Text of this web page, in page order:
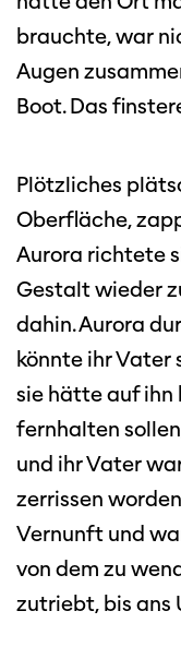
brauchte, war
Augen
Boot. Das
Plötzliches
Oberfläche,
Aurora richtete
Gestalt wieder
dahin. Aurora
könnte ihr Vater
sie hätte auf ihn
fernhalten
und ihr Vater
zerrissen
Vernunft und
von dem zu
zutriebt, bis ans